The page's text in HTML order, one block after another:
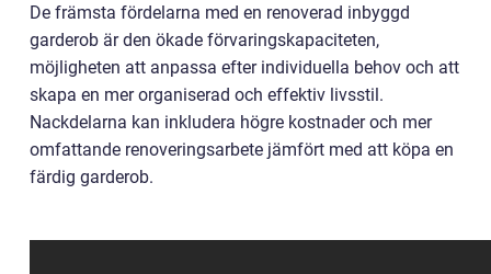
De främsta fördelarna med en renoverad inbyggd
garderob är den ökade förvaringskapaciteten,
möjligheten att anpassa efter individuella behov och att
skapa en mer organiserad och effektiv livsstil.
Nackdelarna kan inkludera högre kostnader och mer
omfattande renoveringsarbete jämfört med att köpa en
färdig garderob.